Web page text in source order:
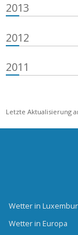
2013
2012
2011
Letzte Aktualisierung
Wetter in
Wetter in Europa